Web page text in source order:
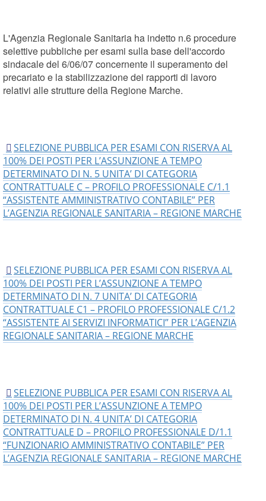
L'Agenzia Regionale Sanitaria ha indetto n.6 procedure
selettive pubbliche per esami sulla base dell'accordo
sindacale del 6/06/07 concernente il superamento del
precariato e la stabilizzazione dei rapporti di lavoro
relativi alle strutture della Regione Marche.
SELEZIONE PUBBLICA PER ESAMI CON RISERVA AL
100% DEI POSTI PER L’ASSUNZIONE A TEMPO
DETERMINATO DI N. 5 UNITA’ DI CATEGORIA
CONTRATTUALE C – PROFILO PROFESSIONALE C/1.1
“ASSISTENTE AMMINISTRATIVO CONTABILE” PER
L’AGENZIA REGIONALE SANITARIA – REGIONE MARCHE
SELEZIONE PUBBLICA PER ESAMI CON RISERVA AL
100% DEI POSTI PER L’ASSUNZIONE A TEMPO
DETERMINATO DI N. 7 UNITA’ DI CATEGORIA
CONTRATTUALE C1 – PROFILO PROFESSIONALE C/1.2
“ASSISTENTE AI SERVIZI INFORMATICI” PER L’AGENZIA
REGIONALE SANITARIA – REGIONE MARCHE
SELEZIONE PUBBLICA PER ESAMI CON RISERVA AL
100% DEI POSTI PER L’ASSUNZIONE A TEMPO
DETERMINATO DI N. 4 UNITA’ DI CATEGORIA
CONTRATTUALE D – PROFILO PROFESSIONALE D/1.1
“FUNZIONARIO AMMINISTRATIVO CONTABILE” PER
L’AGENZIA REGIONALE SANITARIA – REGIONE MARCHE